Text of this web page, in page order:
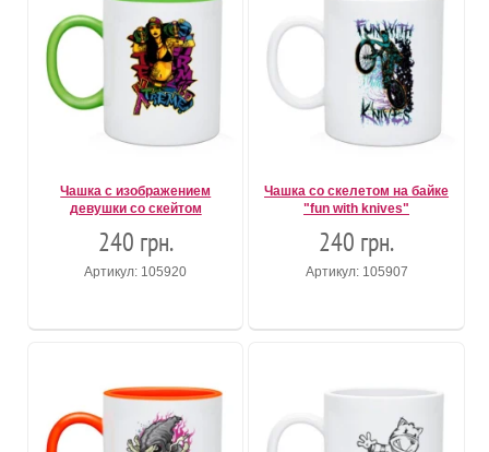
Чашка c изображением
девушки со скейтом
240 грн.
Артикул: 105920
Чашка со скелетом на байке
"fun with knives"
240 грн.
Артикул: 105907